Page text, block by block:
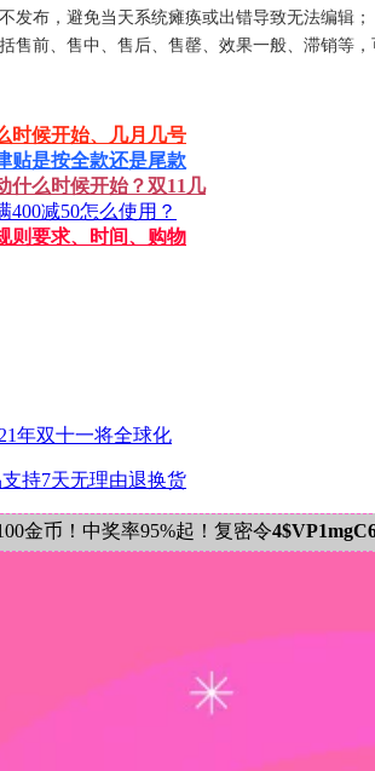
布，避免当天系统瘫痪或出错导致无法编辑；
前、售中、售后、售罄、效果一般、滞销等，
时候开始、几月几号
贴是按全款还是尾款
什么时候开始？双11几
400减50怎么使用？
则要求、时间、购物
年双十一将全球化
持7天无理由退换货
金币！中奖率95%起！复密令